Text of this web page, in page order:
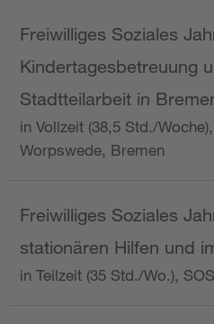
Freiwilliges Soziales
Kindertagesbetreuung
Stadtteilarbeit in
in Vollzeit (38,5 Std./
Worpswede, Bremen
Freiwilliges Soziales
stationären Hilfen und
in Teilzeit (35 Std./Wo.),